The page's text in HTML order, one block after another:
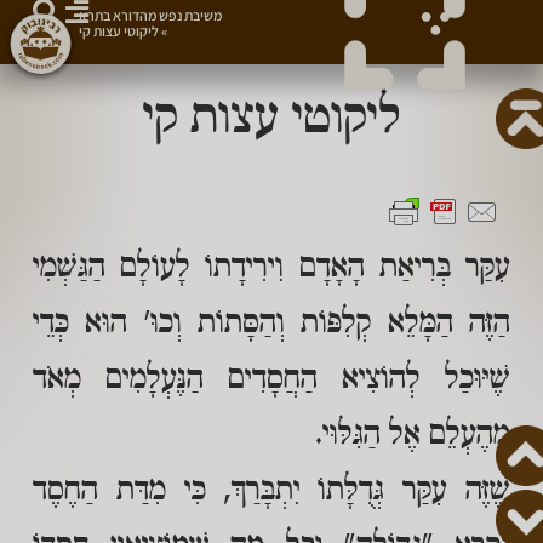
ליקוטי עצות קי
עִקַּר בְּרִיאַת הָאָדָם וִירִידָתוֹ לָעוֹלָם הַגַּשְׁמִי
הַזֶּה הַמָּלֵא קְלִפּוֹת וְהַסָּתוֹת וְכוּ' הוּא כְּדֵי
שֶׁיּוּכַל לְהוֹצִיא הַחֲסָדִים הַנֶּעְלָמִים מְאֹד
מֵהֶעְלֵם אֶל הַגִּלּוּי.
שֶׁזֶּה עִקַּר גְּדֻלָּתוֹ יִתְבָּרַךְ, כִּי מִדַּת הַחֶסֶד
משיבת נפש מהדורא בתרא
»ליקוטי עצות קי